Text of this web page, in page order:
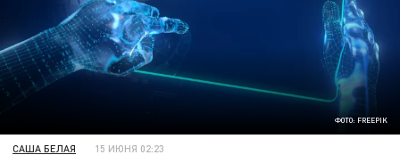
ФОТО: FREEPIK
САША БЕЛАЯ 15 ИЮНЯ 02:23